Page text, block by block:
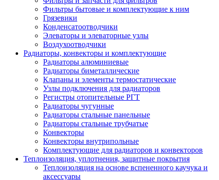
Фильтры бытовые и комплектующие к ним
Грязевики
Конденсатоотводчики
Элеваторы и элеваторные узлы
Воздухоотводчики
Радиаторы, конвекторы и комплектующие
Радиаторы алюминиевые
Радиаторы биметаллические
Клапаны и элементы термостатические
Узлы подключения для радиаторов
Регистры отопительные РГТ
Радиаторы чугунные
Радиаторы стальные панельные
Радиаторы стальные трубчатые
Конвекторы
Конвекторы внутрипольные
Комплектующие для радиаторов и конвекторов
Теплоизоляция, уплотнения, защитные покрытия
Теплоизоляция на основе вспененного каучука и
аксессуары